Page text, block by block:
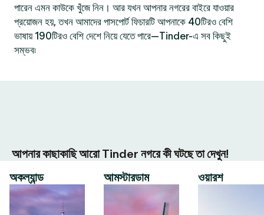
পারেন এমন কাউকে খুঁজে নিন। আর যখন আপনার নগরের বাইরে যাওয়ার
প্রয়োজন হয়, তখন আমাদের পাসপোর্ট ফিচারটি আপনাকে 40টিরও বেশি
ভাষায় 190টিরও বেশি দেশে নিয়ে যেতে পারে—Tinder-এ সব কিছুই
সম্ভব৷
আপনার কাছাকাছি আরো Tinder নগরে কী ঘটছে তা দেখুন!
অকল্যান্ড
আমস্টারডাম ওয়ারশ